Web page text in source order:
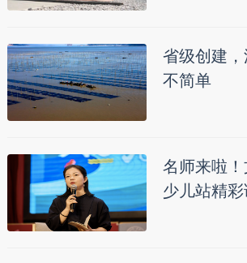
省级创建
不简单
名师来啦
少儿站精